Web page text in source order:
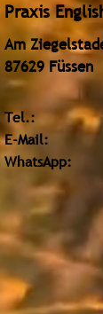
Praxis
Am
87629 Füssen
Tel.:
E-Mail:
WhatsApp: